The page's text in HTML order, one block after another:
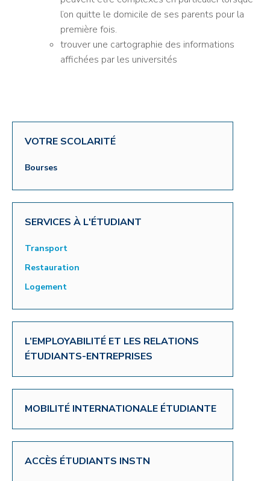
VOTRE SCOLARITÉ
Bourses
SERVICES À L'ÉTUDIANT
Transport
Restauration
Logement
L’EMPLOYABILITÉ ET LES RELATIONS
ÉTUDIANTS-ENTREPRISES
MOBILITÉ INTERNATIONALE ÉTUDIANTE
ACCÈS ÉTUDIANTS INSTN
l’on quitte le domicile de ses parents pour la
première fois.
trouver une cartographie des informations
affichées par les universités